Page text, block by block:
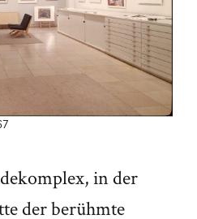
in der
der berühmte